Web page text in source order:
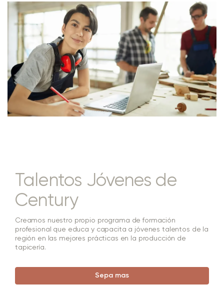
Talentos Jóvenes de
Century
Creamos nuestro propio programa de formación
profesional que educa y capacita a jóvenes talentos de la
región en las mejores prácticas en la producción de
tapicería.
Sepa mas